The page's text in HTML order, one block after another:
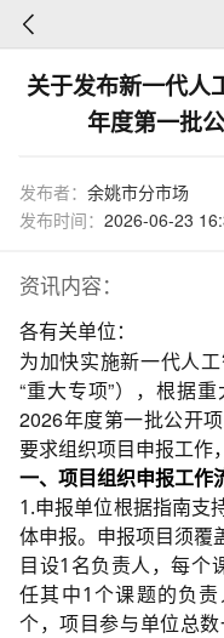
关于发布新一代人
年度第一批
发布者： 余姚市分市场
发布时间： 2026-06-23
资讯内容：
各有关单位：
为加快实施新一代人
“重大专项”），根据
2026年度第一批公开
要求组织项目申报工作
一、项目组织申报工作
1.申报单位根据指南支
体申报。申报项目须覆
目设1名负责人，每个
任其中1个课题的负
个，项目参与单位总